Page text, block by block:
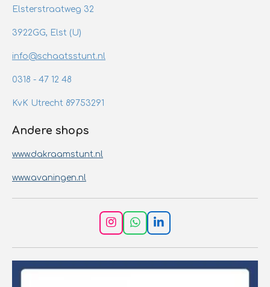
Elsterstraatweg 32
3922GG, Elst (U)
info@schaatsstunt.nl
0318 - 47 12 48
KvK Utrecht 89753291
Andere shops
www.dakraamstunt.nl
www.avaningen.nl
I
n
s
t
a
W
h
a
t
s
L
i
n
k
e